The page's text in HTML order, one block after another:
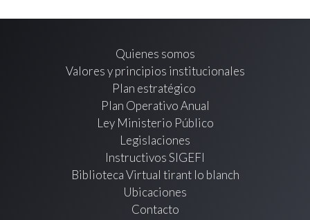
Quienes somos
Valores y principios institucionales
Plan estratégico
Plan Operativo Anual
Ley Ministerio Público
Legislaciones
Instructivos SIGEFI
Biblioteca Virtual tirant lo blanch
Ubicaciones
Contacto